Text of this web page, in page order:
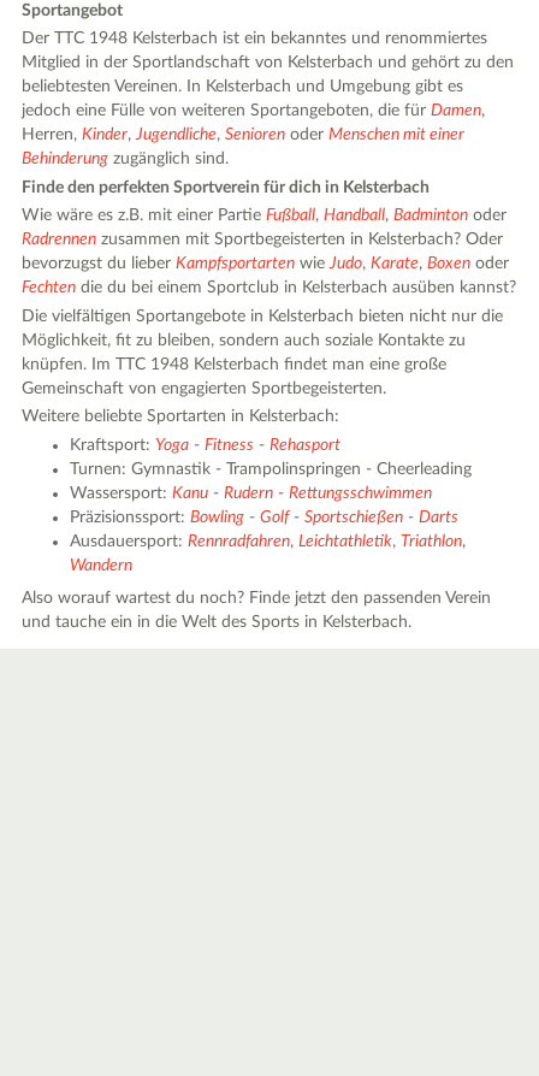
Sportangebot
Der TTC 1948 Kelsterbach ist ein bekanntes und renommiertes
Mitglied in der Sportlandschaft von Kelsterbach und gehört zu den
beliebtesten Vereinen. In Kelsterbach und Umgebung gibt es
jedoch eine Fülle von weiteren Sportangeboten, die fürDamen,
Herren,Kinder,Jugendliche,Senioren oderMenschen mit einer
Behinderung zugänglich sind.
Finde den perfekten Sportverein für dich in Kelsterbach
Wie wäre es z.B. mit einer PartieFußball,Handball,Badminton oder
Radrennen zusammen mit Sportbegeisterten in Kelsterbach? Oder
bevorzugst du lieberKampfsportarten wieJudo,Karate,Boxen oder
Fechten die du bei einem Sportclub in Kelsterbach ausüben kannst?
Die vielfältigen Sportangebote in Kelsterbach bieten nicht nur die
Möglichkeit, fit zu bleiben, sondern auch soziale Kontakte zu
knüpfen. Im TTC 1948 Kelsterbach findet man eine große
Gemeinschaft von engagierten Sportbegeisterten.
Weitere beliebte Sportarten in Kelsterbach:
Kraftsport: Yoga -Fitness -Rehasport
Turnen: Gymnastik - Trampolinspringen - Cheerleading
Wassersport:Kanu -Rudern -Rettungsschwimmen
Präzisionssport:Bowling -Golf-Sportschießen -Darts
Ausdauersport:Rennradfahren,Leichtathletik,Triathlon,
Wandern
Also worauf wartest du noch? Finde jetzt den passenden Verein
und tauche ein in die Welt des Sports in Kelsterbach.